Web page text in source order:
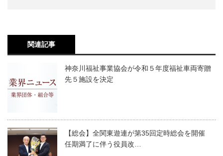
関連記事
神奈川福祉事業協会が令和５年度福祉車両寄贈
先５施設を決定
【総会】全関東遊連が第35回定時総会を開催
任期満了に伴う役員改…